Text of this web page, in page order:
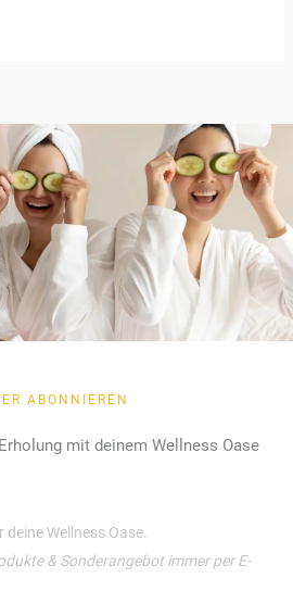
ABONNIEREN
mit deinem Wellness Oase
Wellness Oase.
& Sonderangebot immer per E-